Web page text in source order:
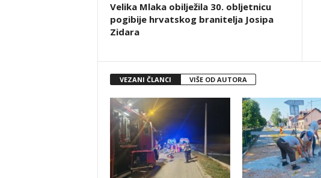
Velika Mlaka obilježila 30. obljetnicu
pogibije hrvatskog branitelja Josipa
Zidara
VEZANI ČLANCI VIŠE OD AUTORA